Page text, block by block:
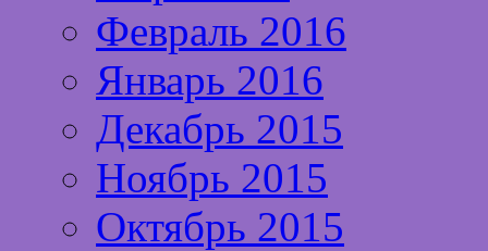
Февраль 2016
Январь 2016
Декабрь 2015
Ноябрь 2015
Октябрь 2015